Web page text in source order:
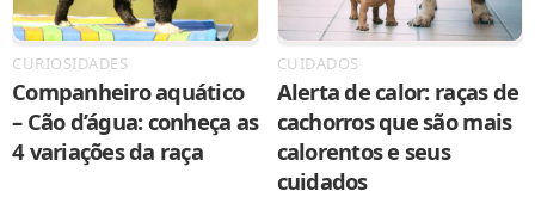
CURIOSIDADES
Companheiro aquático
– Cão d’água: conheça as
4 variações da raça
CUIDADOS
Alerta de calor: raças de
cachorros que são mais
calorentos e seus
cuidados